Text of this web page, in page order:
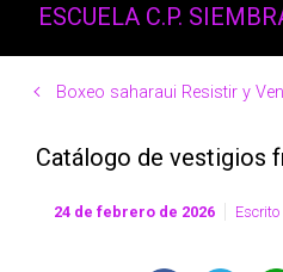
ESCUELA C.P.
Boxeo saharaui Resistir y
Catálogo de vestigios
24 de febrero de 2026